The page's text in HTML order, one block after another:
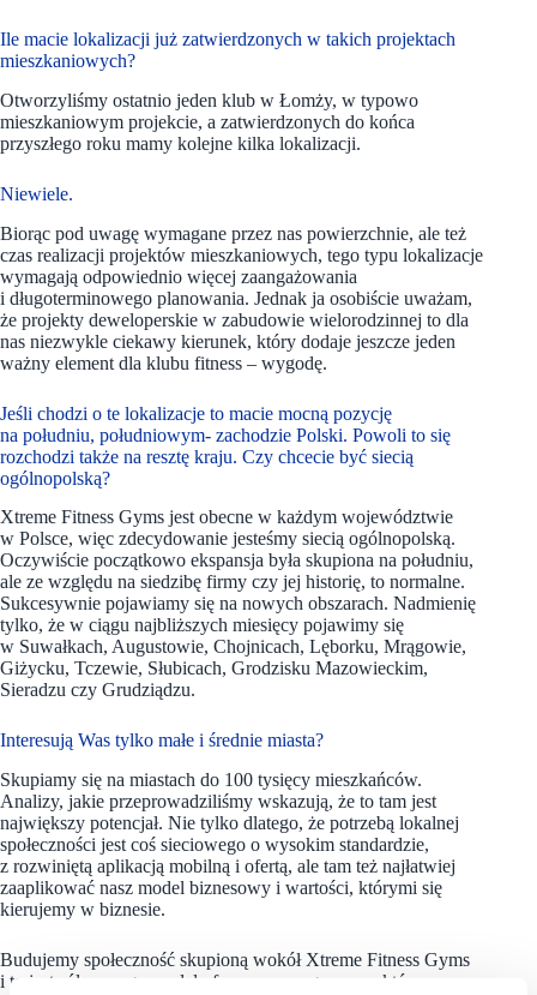
Ile macie lokalizacji już zatwierdzonych w takich projektach
mieszkaniowych?
Otworzyliśmy ostatnio jeden klub w Łomży, w typowo
mieszkaniowym projekcie, a zatwierdzonych do końca
przyszłego roku mamy kolejne kilka lokalizacji.
Niewiele.
Biorąc pod uwagę wymagane przez nas powierzchnie, ale też
czas realizacji projektów mieszkaniowych, tego typu lokalizacje
wymagają odpowiednio więcej zaangażowania
i długoterminowego planowania. Jednak ja osobiście uważam,
że projekty deweloperskie w zabudowie wielorodzinnej to dla
nas niezwykle ciekawy kierunek, który dodaje jeszcze jeden
ważny element dla klubu fitness – wygodę.
Jeśli chodzi o te lokalizacje to macie mocną pozycję
na południu, południowym- zachodzie Polski. Powoli to się
rozchodzi także na resztę kraju. Czy chcecie być siecią
ogólnopolską?
Xtreme Fitness Gyms jest obecne w każdym województwie
w Polsce, więc zdecydowanie jesteśmy siecią ogólnopolską.
Oczywiście początkowo ekspansja była skupiona na południu,
ale ze względu na siedzibę firmy czy jej historię, to normalne.
Sukcesywnie pojawiamy się na nowych obszarach. Nadmienię
tylko, że w ciągu najbliższych miesięcy pojawimy się
w Suwałkach, Augustowie, Chojnicach, Lęborku, Mrągowie,
Giżycku, Tczewie, Słubicach, Grodzisku Mazowieckim,
Sieradzu czy Grudziądzu.
Interesują Was tylko małe i średnie miasta?
Skupiamy się na miastach do 100 tysięcy mieszkańców.
Analizy, jakie przeprowadziliśmy wskazują, że to tam jest
największy potencjał. Nie tylko dlatego, że potrzebą lokalnej
społeczności jest coś sieciowego o wysokim standardzie,
z rozwiniętą aplikacją mobilną i ofertą, ale tam też najłatwiej
zaaplikować nasz model biznesowy i wartości, którymi się
kierujemy w biznesie.
Budujemy społeczność skupioną wokół Xtreme Fitness Gyms
i to jest sól naszego modelu franczyzowego, rzecz którą